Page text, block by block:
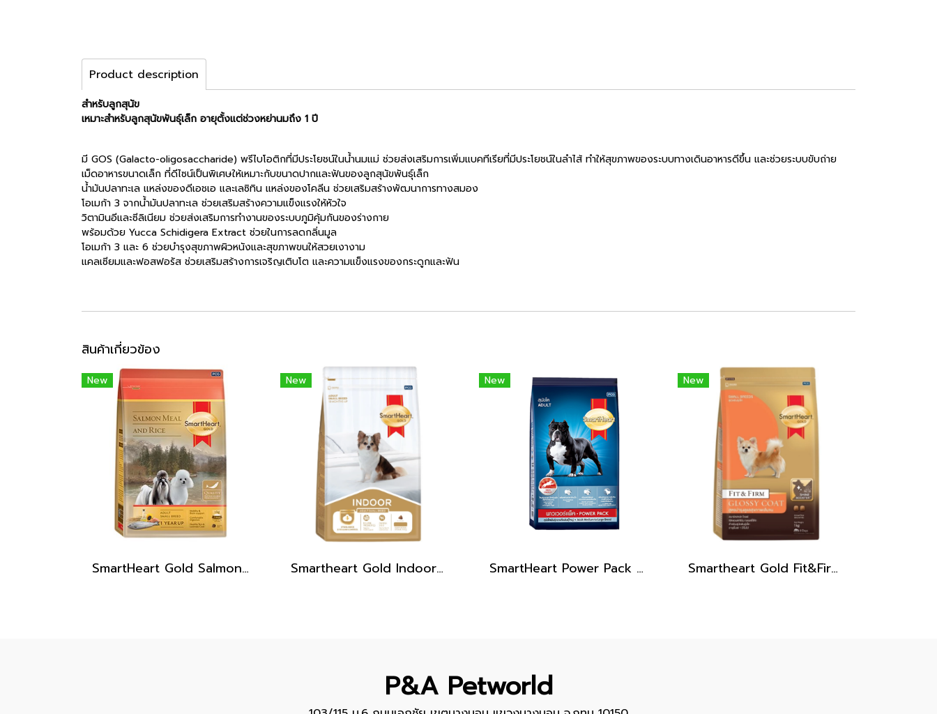
Product description
สำหรับลูกสุนัข
เหมาะสำหรับลูกสุนัขพันธุ์เล็ก อายุตั้งแต่ช่วงหย่านมถึง 1 ปี
มี GOS (Galacto-oligosaccharide) พรีไบโอติกที่มีประโยชน์ในน้ำนมแม่ ช่วยส่งเสริมการเพิ่มแบคทีเรียที่มีประโยชน์ในลำไส้ ทำให้สุขภาพของระบบทางเดินอาหารดีขึ้น และช่วยระบบขับถ่าย
เม็ดอาหารขนาดเล็ก ที่ดีไซน์เป็นพิเศษให้เหมาะกับขนาดปากและฟันของลูกสุนัขพันธุ์เล็ก
น้ำมันปลาทะเล แหล่งของดีเอชเอ และเลซิทิน แหล่งของโคลีน ช่วยเสริมสร้างพัฒนาการทางสมอง
โอเมก้า 3 จากน้ำมันปลาทะเล ช่วยเสริมสร้างความแข็งแรงให้หัวใจ
วิตามินอีและซีลิเนียม ช่วยส่งเสริมการทำงานของระบบภูมิคุ้มกันของร่างกาย
พร้อมด้วย Yucca Schidigera Extract ช่วยในการลดกลิ่นมูล
โอเมก้า 3 และ 6 ช่วยบำรุงสุขภาพผิวหนังและสุขภาพขนให้สวยเงางาม
แคลเซียมและฟอสฟอรัส ช่วยเสริมสร้างการเจริญเติบโต และความแข็งแรงของกระดูกและฟัน
สินค้าเกี่ยวข้อง
New
SmartHeart Gold Salmon Meal And Rich_อาหารสุนัขโตพันธุ์เล็ก 1kg.
New
Smartheart Gold Indoor_สูตรเลี้ยงในบ้าน / สุนัขโตพันธุ์เล็ก 1kg.
New
SmartHeart Power Pack _สุนัขโตพันธุ์กลางถึงใหญ่ 1kg.
New
Smartheart Gold Fit&Firm Glossy Coat / อาหารเม็ดสำหรับสุนัข สูตรบำรุงขน ขนาด 1 kg.
P&A Petworld